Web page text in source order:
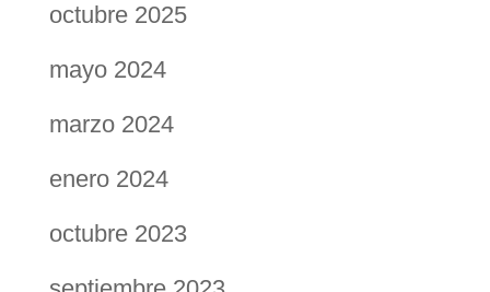
octubre 2025
mayo 2024
marzo 2024
enero 2024
octubre 2023